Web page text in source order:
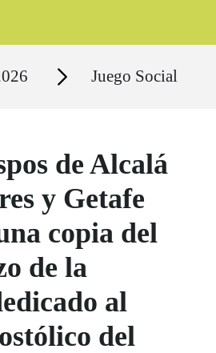
Secciones Juego Social
de Alcalá
y Getafe
copia del
de la
al
del